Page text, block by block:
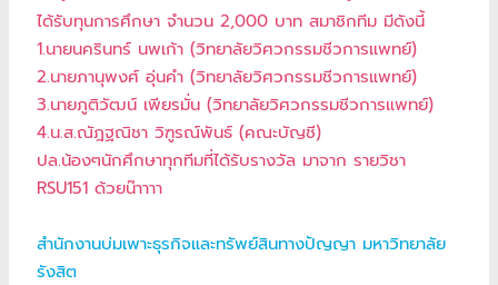
ได้รับทุนการศึกษา จำนวน 2,000 บาท สมาชิกทีม มีดังนี้
1.นายนครินทร์ นพเก้า (วิทยาลัยวิศวกรรมชีวการแพทย์)
2.นายภานุพงศ์ อุ่นคำ (วิทยาลัยวิศวกรรมชีวการแพทย์)
3.นายภูติวัฒน์ เพียรมั่น (วิทยาลัยวิศวกรรมชีวการแพทย์)
4.น.ส.ณัฎฐณิชา วิฑูรณ์พันธ์ (คณะบัญชี)
ปล.น้องๆนักศึกษาทุกทีมที่ได้รับรางวัล มาจาก รายวิชา
RSU151 ด้วยน๊าาาา
สำนักงานบ่มเพาะธุรกิจและทรัพย์สินทางปัญญา มหาวิทยาลัย
รังสิต